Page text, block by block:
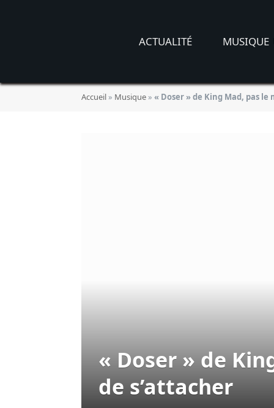
ACTUALITÉ MUSIQUE
Accueil» Musique» « Doser » de King Mad, pas
« Doser » de
de s’attacher